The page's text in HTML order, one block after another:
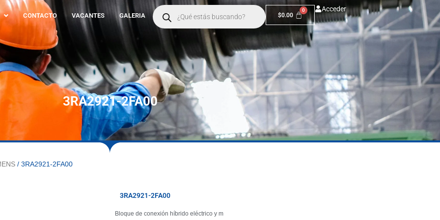
CONTACTO VACANTES GALERIA
Products
search
$0.00
Acceder
3RA2921-2FA00
/ 3RA2921-2FA00
3RA2921-2FA00
Bloque de conexión híbrido eléctrico y m